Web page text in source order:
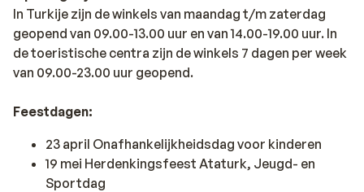
In Turkije zijn de winkels van maandag t/m zaterdag
geopend van 09.00-13.00 uur en van 14.00-19.00 uur. In
de toeristische centra zijn de winkels 7 dagen per week
van 09.00-23.00 uur geopend.
Feestdagen:
23 april Onafhankelijkheidsdag voor kinderen
19 mei Herdenkingsfeest Ataturk, Jeugd- en
Sportdag